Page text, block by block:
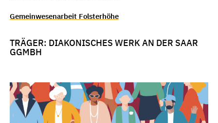
Gemeinwesenarbeit Folsterhöhe
TRÄGER: DIAKONISCHES WERK AN DER SAAR
GGMBH